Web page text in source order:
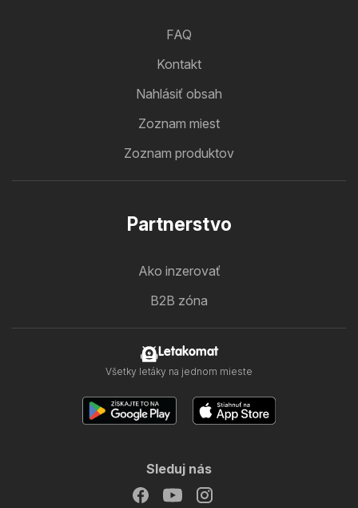
FAQ
Kontakt
Nahlásiť obsah
Zoznam miest
Zoznam produktov
Partnerstvo
Ako inzerovať
B2B zóna
Letakomat
Všetky letáky na jednom mieste
Sleduj nás